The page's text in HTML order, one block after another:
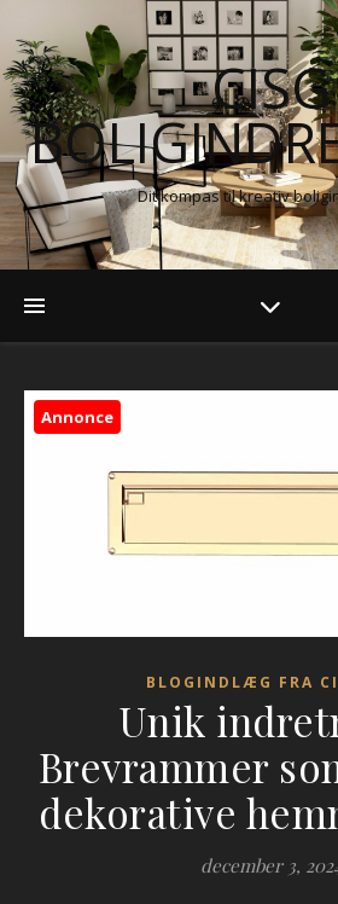
CISG
Dit kompas til kreativ
Annonce
BLOGINDLÆG FRA
Unik
Brevrammer
dekorative
december 3,